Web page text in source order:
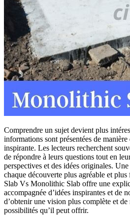
Comprendre un sujet devient plus
informations sont présentées de
inspirante. Les lecteurs recherchent
de répondre à leurs questions tout en
perspectives et des idées originales.
chaque découverte plus agréable et
Slab Vs Monolithic Slab offre une
accompagnée d’idées inspirantes et de
d’obtenir une vision plus complète et
possibilités qu’il peut offrir.